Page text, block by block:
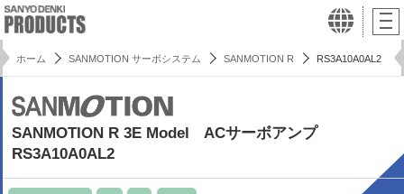
ホーム SANMOTION サーボシステム SANMOTION R RS3A10A0AL2
SANMOTION R 3E Model ACサーボアンプ
RS3A10A0AL2